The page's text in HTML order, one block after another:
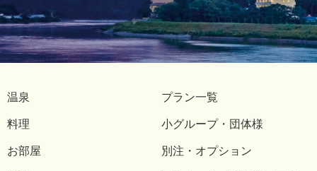
温泉
料理
お部屋
プラン一覧
小グループ・団体様
別注・オプション